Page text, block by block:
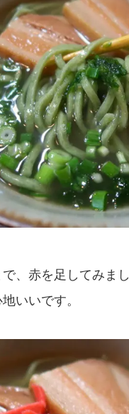
で、赤を足してみま
いいです。